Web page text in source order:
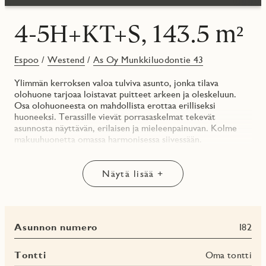
4-5H+KT+S, 143.5 m²
Espoo / Westend / As Oy Munkkiluodontie 43
Ylimmän kerroksen valoa tulviva asunto, jonka tilava
olohuone tarjoaa loistavat puitteet arkeen ja oleskeluun.
Osa olohuoneesta on mahdollista erottaa erilliseksi
huoneeksi. Terassille vievät porrasaskelmat tekevät
asunnosta näyttävän, erilaisen ja mieleenpainuvan. Kolme
makuuhuonetta omassa harmonisessa siivessään.
riittävän säilytys- ja laskutilan ja tekee ruoanlaitosta sujuvaa
ja miellyttävää. Oma sauna tuo rentoutta arjen keskelle.
Erillinen WC, jossa tilaa pyykkihuollolle. Länteen avautuva
Yhtiön yhteistiloihin kuuluu pesula ja ulkoiluvälinevarastot,
sekä pyörien huoltopiste. Asuntoon kuuluu myös oma
irtaimistovarasto. Lue lisää ja ihastu:
Näytä lisää +
Asunnon numero I82
Tontti Oma tontti